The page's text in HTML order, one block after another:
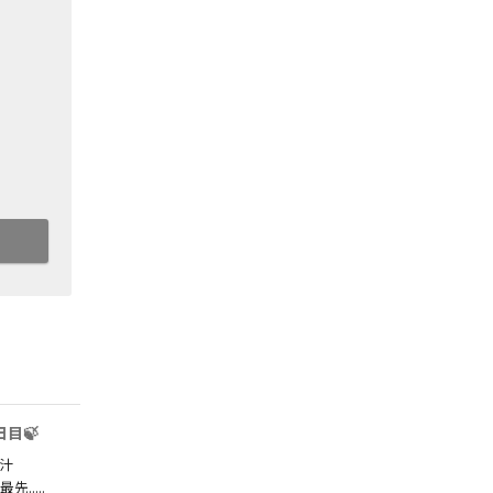
目🍃
先.....